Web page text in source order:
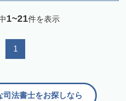
1~21件を表示
1
司法書士をお探しなら